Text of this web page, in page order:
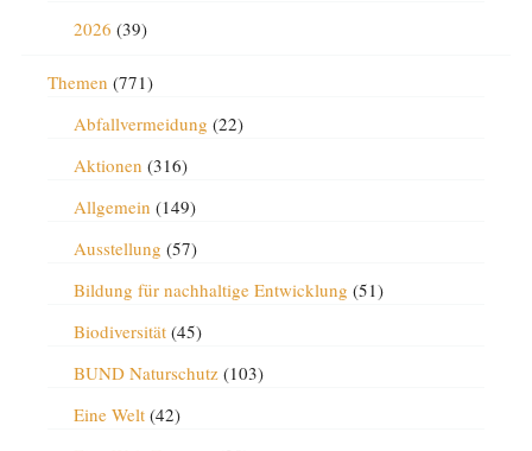
2026 (39)
Themen (771)
Abfallvermeidung (22)
Aktionen (316)
Allgemein (149)
Ausstellung (57)
Bildung für nachhaltige Entwicklung (51)
Biodiversität(45)
BUND Naturschutz(103)
Eine Welt(42)